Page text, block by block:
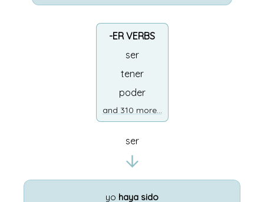
-ER VERBS
ser
tener
poder
and 310 more...
ser
yo haya sido